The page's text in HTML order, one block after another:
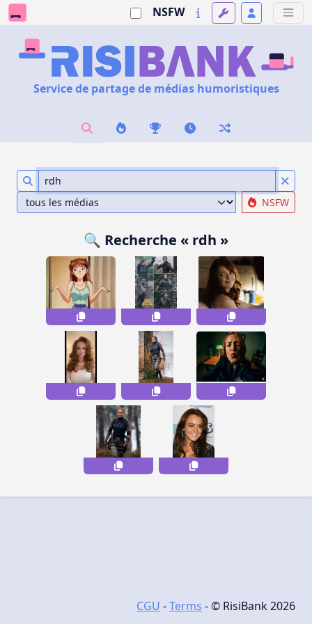
NSFW
Service de partage de médias humoristiques
NSFW
🔍 Recherche « rdh »
CGU -Terms - © RisiBank 2026